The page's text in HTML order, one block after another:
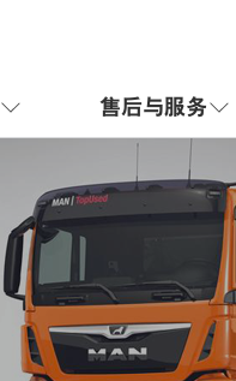
 售后与服务